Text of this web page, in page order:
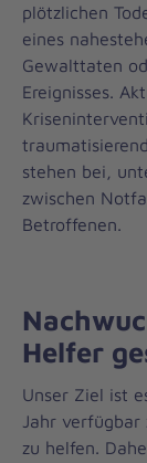
plötzlichen
eines
Gewalttaten
Ereignisses.
stehen bei,
zwischen
Betroffenen.
Helfer
Unser Ziel ist
Jahr
zu helfen.